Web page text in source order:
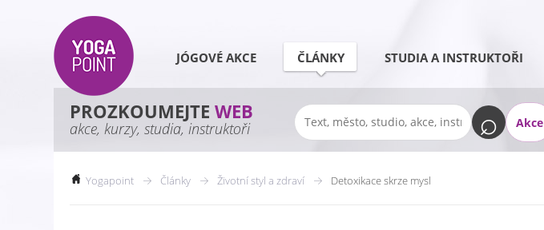
JÓGOVÉ AKCE ČLÁNKY STUDIA A INSTRUKTOŘI
PROZKOUMEJTE WEB
akce, kurzy, studia, instruktoři Akce
Yogapoint Články Životní styl a zdraví Detoxikace skrze mysl